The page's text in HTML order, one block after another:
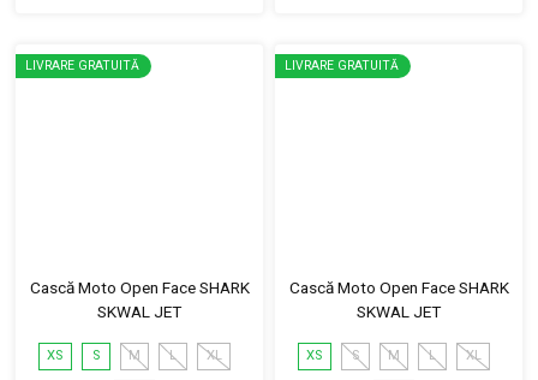
LIVRARE GRATUITĂ
Cască Moto Open Face SHARK
SKWAL JET
XS S M L XL
LIVRARE GRATUITĂ
Cască Moto Open Face SHARK
SKWAL JET
XS S M L XL